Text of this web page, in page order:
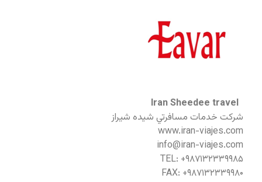
Iran Sheedee travel
شركت خدمات مسافرتي شيده شيراز
www.iran-viajes.com
info@iran-viajes.com
TEL: +۹۸۷۱۳۲۳۳۹۹۸۵
FAX: +۹۸۷۱۳۲۳۳۹۹۸۰